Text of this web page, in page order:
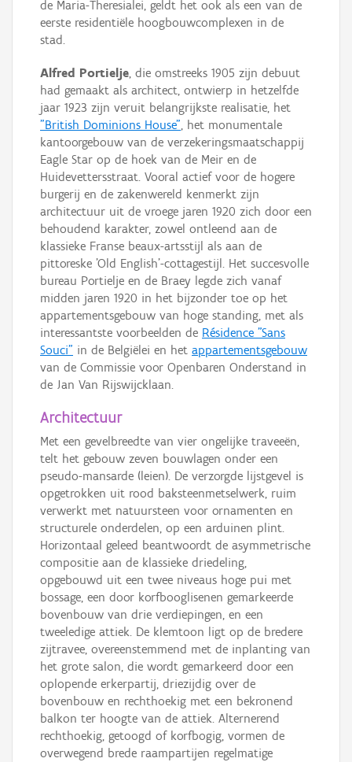
de Maria-Theresialei, geldt het ook als een van de
eerste residentiële hoogbouwcomplexen in de
stad.
Alfred Portielje, die omstreeks 1905 zijn debuut
had gemaakt als architect, ontwierp in hetzelfde
jaar 1923 zijn veruit belangrijkste realisatie, het
"British Dominions House", het monumentale
kantoorgebouw van de verzekeringsmaatschappij
Eagle Star op de hoek van de Meir en de
Huidevettersstraat. Vooral actief voor de hogere
burgerij en de zakenwereld kenmerkt zijn
architectuur uit de vroege jaren 1920 zich door een
behoudend karakter, zowel ontleend aan de
klassieke Franse beaux-artsstijl als aan de
pittoreske 'Old English'-cottagestijl. Het succesvolle
bureau Portielje en de Braey legde zich vanaf
midden jaren 1920 in het bijzonder toe op het
appartementsgebouw van hoge standing, met als
interessantste voorbeelden de Résidence "Sans
Souci" in de Belgiëlei en het appartementsgebouw
van de Commissie voor Openbaren Onderstand in
de Jan Van Rijswijcklaan.
Architectuur
Met een gevelbreedte van vier ongelijke traveeën,
telt het gebouw zeven bouwlagen onder een
pseudo-mansarde (leien). De verzorgde lijstgevel is
opgetrokken uit rood baksteenmetselwerk, ruim
verwerkt met natuursteen voor ornamenten en
structurele onderdelen, op een arduinen plint.
Horizontaal geleed beantwoordt de asymmetrische
compositie aan de klassieke driedeling,
opgebouwd uit een twee niveaus hoge pui met
bossage, een door korfbooglisenen gemarkeerde
bovenbouw van drie verdiepingen, en een
tweeledige attiek. De klemtoon ligt op de bredere
zijtravee, overeenstemmend met de inplanting van
het grote salon, die wordt gemarkeerd door een
oplopende erkerpartij, driezijdig over de
bovenbouw en rechthoekig met een bekronend
balkon ter hoogte van de attiek. Alternerend
rechthoekig, getoogd of korfbogig, vormen de
overwegend brede raampartijen regelmatige